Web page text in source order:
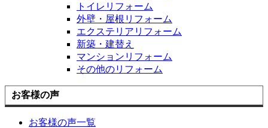
トイレリフォーム
外壁・屋根リフォーム
エクステリアリフォーム
新築・建替え
マンションリフォーム
その他のリフォーム
お客様の声
お客様の声一覧